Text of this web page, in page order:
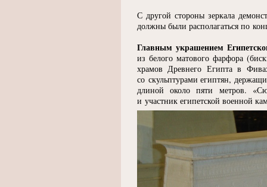
С другой стороны зеркала
должны были располагаться по
Главным украшением
из белого матового фарфора (
храмов Древнего Египта в
со скульптурами египтян,
длиной около пяти метров.
«
и участник египетской военной